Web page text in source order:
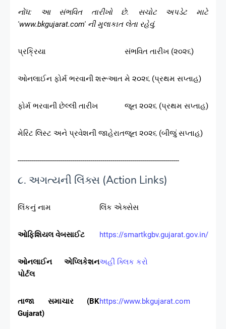
નોંધ: આ સંભવિત તારીખો છે. સચોટ અપડેટ માટે
'www.bkgujarat.com' ની મુલાકાત લેતા રહેવું.
પ્રક્રિયા સંભવિત તારીખ (૨૦૨૬)
ઓનલાઈન ફોર્મ ભરવાની શરૂઆત મે ૨૦૨૬ (પ્રથમ સપ્તાહ)
ફોર્મ ભરવાની છેલ્લી તારીખ જૂન ૨૦૨૬ (પ્રથમ સપ્તાહ)
મેરિટ લિસ્ટ અને પ્રવેશની જાહેરાતજૂન ૨૦૨૬ (બીજું સપ્તાહ)
--------------------------------------------------------------------------------
૮. અગત્યની લિંક્સ (Action Links)
લિંકનું નામ લિંક એક્સેસ
ઓફિશિયલ વેબસાઈટ https://smartkgbv.gujarat.gov.in/
ઓનલાઈન એપ્લિકેશન
પોર્ટલ
અહીં ક્લિક કરો
તાજા સમાચાર (BK
Gujarat)
https://www.bkgujarat.com